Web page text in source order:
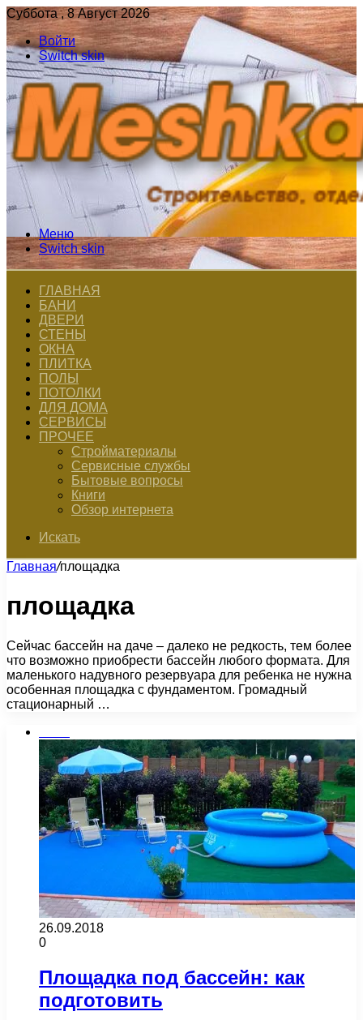
Суббота , 8 Август 2026
Войти
Switch skin
Меню
Switch skin
ГЛАВНАЯ
БАНИ
ДВЕРИ
СТЕНЫ
ОКНА
ПЛИТКА
ПОЛЫ
ПОТОЛКИ
ДЛЯ ДОМА
СЕРВИСЫ
ПРОЧЕЕ
Стройматериалы
Сервисные службы
Бытовые вопросы
Книги
Обзор интернета
Искать
Главная/площадка
площадка
Сейчас бассейн на даче – далеко не редкость, тем более
что возможно приобрести бассейн любого формата. Для
маленького надувного резервуара для ребенка не нужна
особенная площадка с фундаментом. Громадный
стационарный …
26.09.2018
0
Площадка под бассейн: как
подготовить